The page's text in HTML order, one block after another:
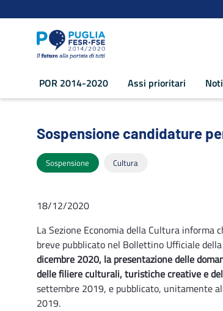
POR 2014-2020 Assi prioritari
Sospensione candidature per
Sospensione candidature
Sospensione Cultura
18/12/2020
La Sezione Economia della Cultura
breve pubblicato nel Bollettino Ufficiale
dicembre 2020, la presentazione delle
delle filiere culturali, turistiche creative e
settembre 2019, e pubblicato, unitamente
2019.